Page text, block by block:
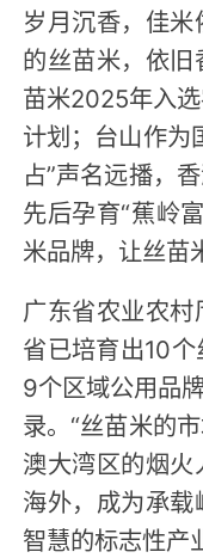
岁月沉香，佳
的丝苗米，依
苗米2025年入
计划；台山作为
占”声名远播，
先后孕育“蕉岭
米品牌，让丝苗
广东省农业农
省已培育出10个
9个区域公用品
录。“丝苗米的
澳大湾区的烟
海外，成为承
智慧的标志性产